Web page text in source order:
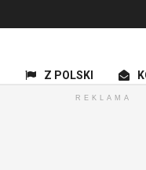
Z POLSKI
REKLAMA